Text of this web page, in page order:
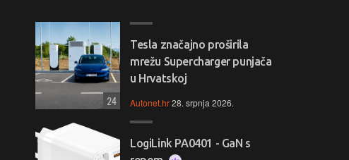
Tesla značajno proširila
mrežu Supercharger punjača
u Hrvatskoj
Autonet.hr28. srpnja 2026.
24
LogiLink PA0401 - GaN s